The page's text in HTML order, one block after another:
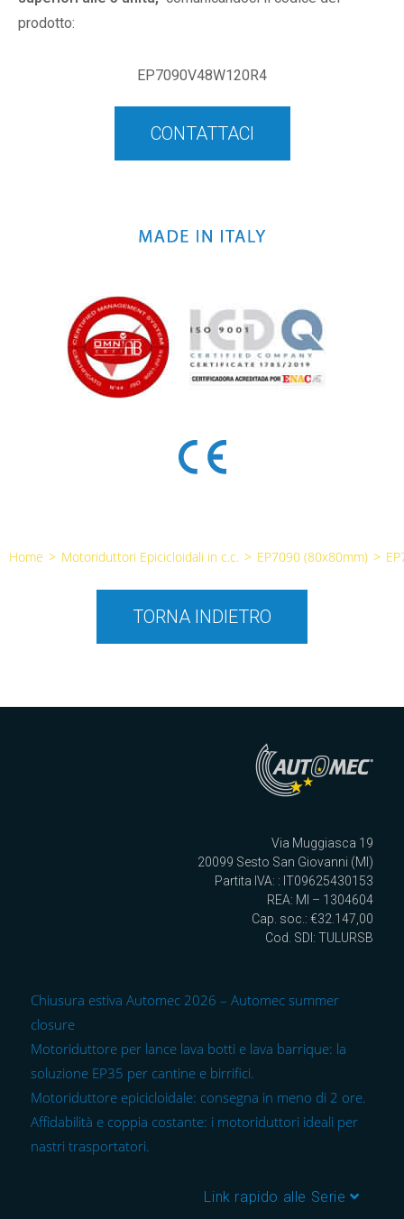
prodotto:
EP7090V48W120R4
CONTATTACI
Home > Motoriduttori Epicicloidali in c.c. > EP7090 (80x80mm) >
TORNA INDIETRO
Via Muggiasca 19
20099 Sesto San Giovanni (MI)
Partita IVA: : IT09625430153
REA: MI – 1304604
Cap. soc.: €32.147,00
Cod. SDI: TULURSB
Chiusura estiva Automec 2026 – Automec summer
closure
Motoriduttore per lance lava botti e lava barrique: la
soluzione EP35 per cantine e birrifici.
Motoriduttore epicicloidale: consegna in meno di 2 ore.
Affidabilità e coppia costante: i motoriduttori ideali per
nastri trasportatori.
Link rapido alle Serie